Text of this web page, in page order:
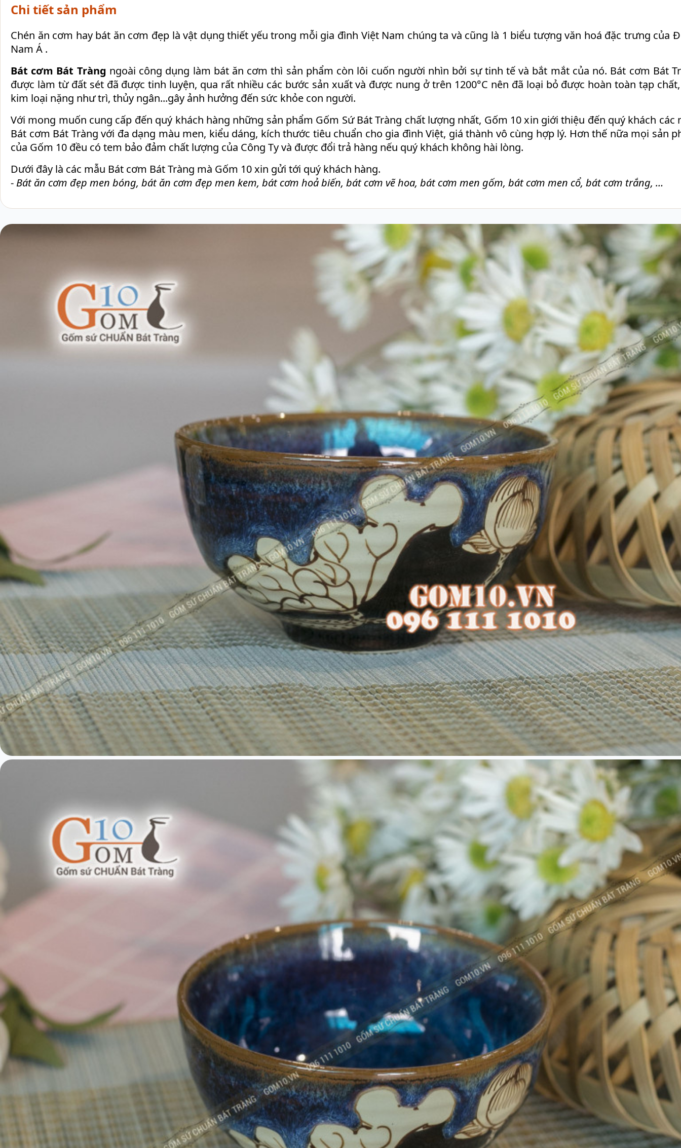
Chi tiết sản phẩm
Chén ăn cơm hay bát ăn cơm đẹp là vật dụng thiết yếu trong mỗi gia đình Việt Nam chúng ta và cũng là 1 biểu tượng văn hoá đặc trưng của
Nam Á .
Bát cơm Bát Tràng ngoài công dụng làm bát ăn cơm thì sản phẩm còn lôi cuốn người nhìn bởi sự tinh tế và bắt mắt của nó. Bát cơm Bát
được làm từ đất sét đã được tinh luyện, qua rất nhiều các bước sản xuất và được nung ở trên 1200°C nên đã loại bỏ được hoàn toàn tạp
kim loại nặng như trì, thủy ngân...gây ảnh hưởng đến sức khỏe con người.
Với mong muốn cung cấp đến quý khách hàng những sản phẩm Gốm Sứ Bát Tràng chất lượng nhất, Gốm 10 xin giới thiệu đến quý khách các
Bát cơm Bát Tràng với đa dạng màu men, kiểu dáng, kích thước tiêu chuẩn cho gia đình Việt, giá thành vô cùng hợp lý. Hơn thế nữa mọi sản
của Gốm 10 đều có tem bảo đảm chất lượng của Công Ty và được đổi trả hàng nếu quý khách không hài lòng.
Dưới đây là các mẫu Bát cơm Bát Tràng mà Gốm 10 xin gửi tới quý khách hàng.
- Bát ăn cơm đẹp men bóng, bát ăn cơm đẹp men kem, bát cơm hoả biến, bát cơm vẽ hoa, bát cơm men gốm, bát cơm men cổ, bát cơm trắng, …